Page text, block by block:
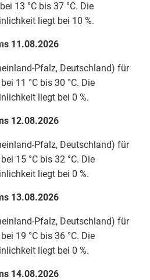
13 °C bis 37 °C. Die
liegt bei 10 %.
11.08.2026
Pfalz, Deutschland) für
11 °C bis 30 °C. Die
liegt bei 0 %.
12.08.2026
Pfalz, Deutschland) für
15 °C bis 32 °C. Die
liegt bei 0 %.
13.08.2026
Pfalz, Deutschland) für
19 °C bis 36 °C. Die
liegt bei 0 %.
14.08.2026